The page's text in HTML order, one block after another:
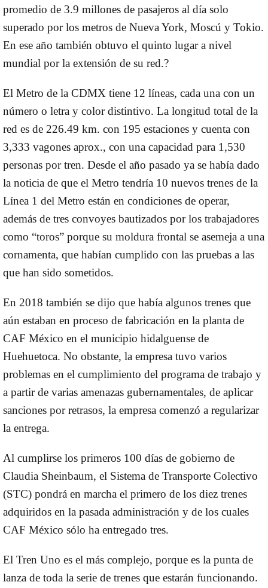
promedio de 3.9 millones de pasajeros al día solo
superado por los metros de Nueva York, Moscú y Tokio.
En ese año también obtuvo el quinto lugar a nivel
mundial por la extensión de su red.?
El Metro de la CDMX tiene 12 líneas, cada una con un
número o letra y color distintivo. La longitud total de la
red es de 226.49 km. con 195 estaciones y cuenta con
3,333 vagones aprox., con una capacidad para 1,530
personas por tren. Desde el año pasado ya se había dado
la noticia de que el Metro tendría 10 nuevos trenes de la
Línea 1 del Metro están en condiciones de operar,
además de tres convoyes bautizados por los trabajadores
como “toros” porque su moldura frontal se asemeja a una
cornamenta, que habían cumplido con las pruebas a las
que han sido sometidos.
En 2018 también se dijo que había algunos trenes que
aún estaban en proceso de fabricación en la planta de
CAF México en el municipio hidalguense de
Huehuetoca. No obstante, la empresa tuvo varios
problemas en el cumplimiento del programa de trabajo y
a partir de varias amenazas gubernamentales, de aplicar
sanciones por retrasos, la empresa comenzó a regularizar
la entrega.
Al cumplirse los primeros 100 días de gobierno de
Claudia Sheinbaum, el Sistema de Transporte Colectivo
(STC) pondrá en marcha el primero de los diez trenes
adquiridos en la pasada administración y de los cuales
CAF México sólo ha entregado tres.
El Tren Uno es el más complejo, porque es la punta de
lanza de toda la serie de trenes que estarán funcionando.